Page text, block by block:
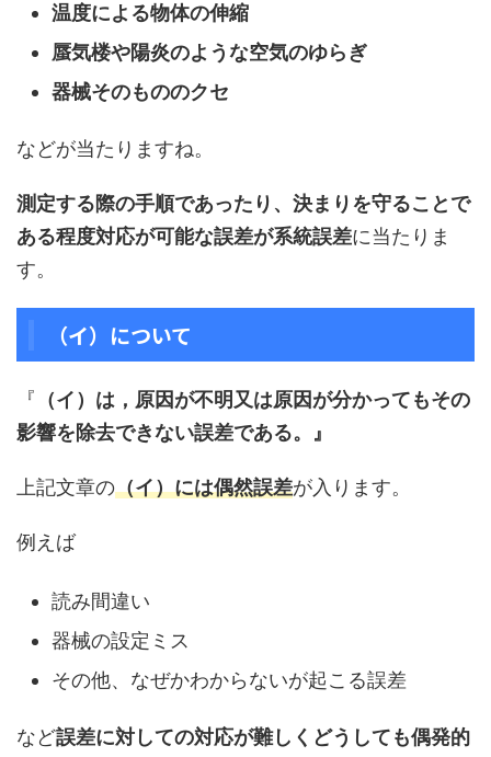
温度による物体の伸縮
蜃気楼や陽炎のような空気のゆらぎ
器械そのもののクセ
などが当たりますね。
測定する際の手順であったり、決まりを守ることで
ある程度対応が可能な誤差が系統誤差に当たりま
す。
（イ）について
『 （イ）は，原因が不明又は原因が分かってもその
影響を除去できない誤差である。』
上記文章の（イ）には偶然誤差が入ります。
例えば
読み間違い
器械の設定ミス
その他、なぜかわからないが起こる誤差
など誤差に対しての対応が難しくどうしても偶発的